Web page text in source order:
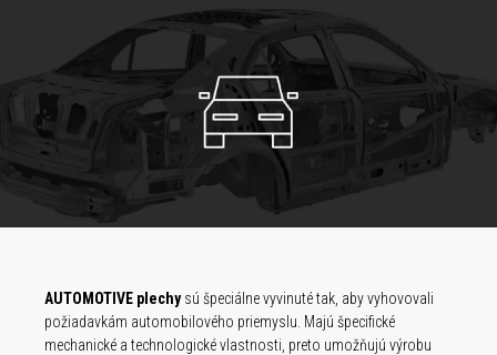
AUTOMOTIVE plechysú špeciálne vyvinuté tak, aby vyhovovali
požiadavkám automobilového priemyslu. Majú špecifické
mechanické a technologické vlastnosti, preto umožňujú výrobu